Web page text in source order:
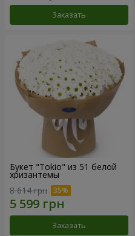
Заказать
Букет "Tokio" из 51 белой
хризантемы
8 614 грн
Заказать